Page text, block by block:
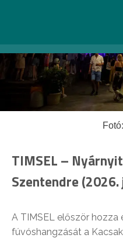
TIMSEL –
Szentendre (2026.
A TIMSEL először hozza
fúvóshangzását a